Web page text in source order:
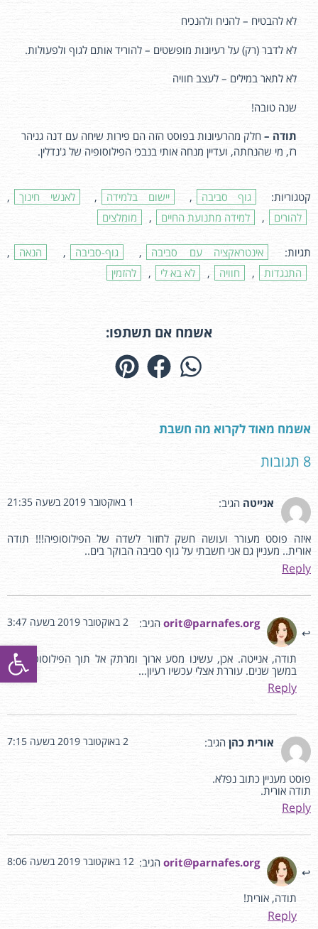
פתח
לא להבטיח – להניח ולהנכיח
לא לדבר (רק) על רעיונות מופשטים – להוריד אותם לגוף ולפעולות.
לא לתאר במילים – לעצב חוויה
שנה טובה!
תודה – חלק מהרעיונות בפוסט הזה הם פירות שיחה עם דנה גניהר
רז, מי שהנחתה, ועדיין מנחה אותי בנבכי הפילוסופיה של ג'נדלין.
קטגוריות: גוף סביבה , יישום בלמידה , לאנשי חינוך
,
להורים
, למידה מתנועת החיים , מומלצים
תגיות: אינטראקציה עם סביבה , גוף-סביבה , הנאה
,
התנגדות
, חוויה , לא בא לי , להזמין
אשמח אם תשתפו:
אשמח מאוד לקרוא מה חשבת
8 תגובות
אנייטה הגיב: 1 באוקטובר 2019 בשעה 21:35
איזה פוסט מעורר ועושה חשק לחזור לשדה של הפילוסופיה!!! תודה
אורית.. מעניין גם אני חשבתי על גוף סביבה הבוקר בים..
Reply
orit@parnafes.org הגיב: 2 באוקטובר 2019 בשעה 3:47
תודה, אנייטה. אכן, עשינו מסע ארוך ומרתק אל תוך הפילוסופיה הזו
במשך שנים. עוררת אצלי עכשיו רעיון…
Reply
אורית כהן הגיב: 2 באוקטובר 2019 בשעה 7:15
פוסט מעניין כתוב נפלא.
תודה אורית.
Reply
orit@parnafes.org הגיב: 12 באוקטובר 2019 בשעה 8:06
תודה, אורית!
Reply